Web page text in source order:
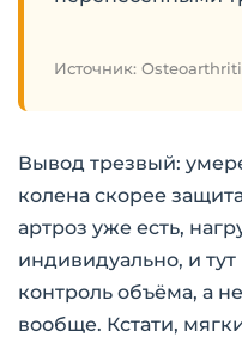
Источник:
Вывод трезвый:
колена скорее
артроз уже есть,
индивидуально, и
контроль объёма, а
вообще. Кстати,